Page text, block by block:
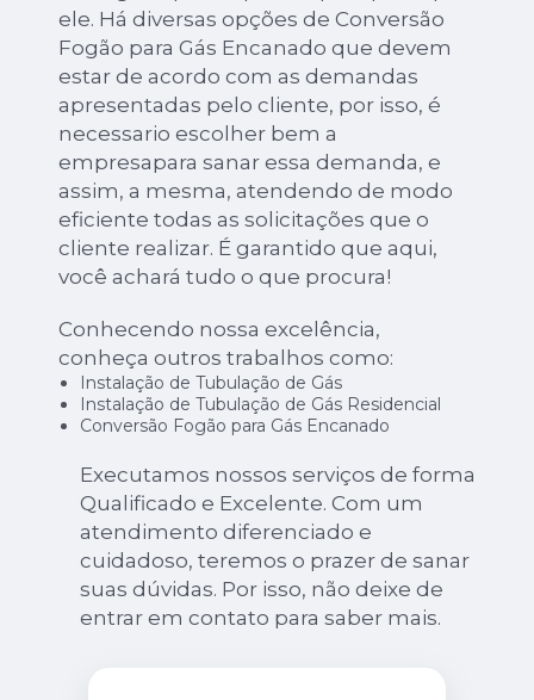
ele. Há diversas opções de Conversão
Fogão para Gás Encanado que devem
estar de acordo com as demandas
apresentadas pelo cliente, por isso, é
necessario escolher bem a
empresapara sanar essa demanda, e
assim, a mesma, atendendo de modo
eficiente todas as solicitações que o
cliente realizar. É garantido que aqui,
você achará tudo o que procura!
Conhecendo nossa excelência,
conheça outros trabalhos como:
Instalação de Tubulação de Gás
Instalação de Tubulação de Gás Residencial
Conversão Fogão para Gás Encanado
Executamos nossos serviços de forma
Qualificado e Excelente. Com um
atendimento diferenciado e
cuidadoso, teremos o prazer de sanar
suas dúvidas. Por isso, não deixe de
entrar em contato para saber mais.